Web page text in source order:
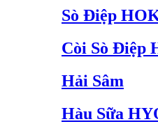
Sò Điệp
Còi Sò Điệp
Hải Sâm
Hàu Sữa